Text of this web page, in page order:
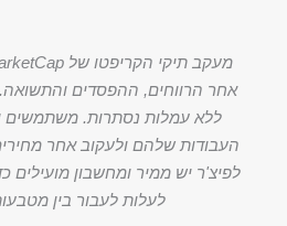
אחר הרווחים, ההפסדים והתשואה.
ללא עמלות נסתרות. משתמשים
העבודות שלהם ולעקוב אחר
לפיצ'ר יש ממיר ומחשבון מועילים
לעלות לעבור בין